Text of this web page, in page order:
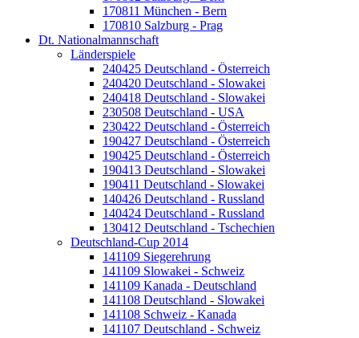
170811 München - Bern
170810 Salzburg - Prag
Dt. Nationalmannschaft
Länderspiele
240425 Deutschland - Österreich
240420 Deutschland - Slowakei
240418 Deutschland - Slowakei
230508 Deutschland - USA
230422 Deutschland - Österreich
190427 Deutschland - Österreich
190425 Deutschland - Österreich
190413 Deutschland - Slowakei
190411 Deutschland - Slowakei
140426 Deutschland - Russland
140424 Deutschland - Russland
130412 Deutschland - Tschechien
Deutschland-Cup 2014
141109 Siegerehrung
141109 Slowakei - Schweiz
141109 Kanada - Deutschland
141108 Deutschland - Slowakei
141108 Schweiz - Kanada
141107 Deutschland - Schweiz